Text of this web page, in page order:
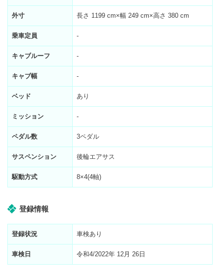
外寸 長さ 1199 cm×幅 249 cm×高さ 380 cm
乗車定員 -
キャブルーフ -
キャブ幅 -
ベッド あり
ミッション -
ペダル数 3ペダル
サスペンション 後輪エアサス
駆動方式 8×4(4軸)
登録情報
登録状況 車検あり
車検日 令和4/2022年 12月 26日